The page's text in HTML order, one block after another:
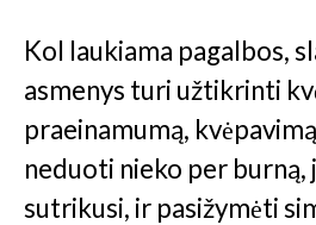
Kol laukiama pagalbos,
asmenys turi užtikrinti
praeinamumą,
neduoti nieko per burną,
sutrikusi, ir pasižymėti